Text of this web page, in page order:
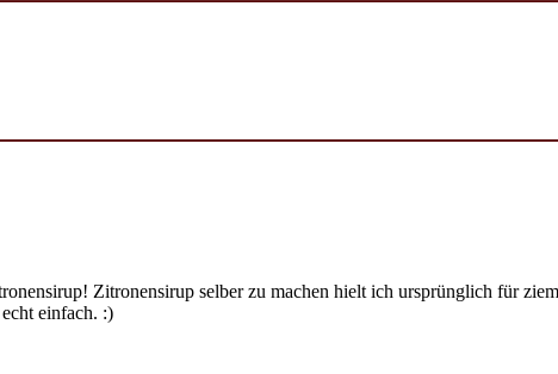
Zitronensirup selber zu machen hielt ich ursprünglich für
einfach. :)